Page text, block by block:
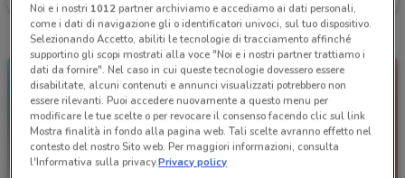
Noi e i nostri 1012partner archiviamo e accediamo ai dati personali,
come i dati di navigazione gli o identificatori univoci, sul tuo dispositivo.
Selezionando Accetto, abiliti le tecnologie di tracciamento affinché
supportino gli scopi mostrati alla voce "Noi e i nostri partner trattiamo i
dati da fornire". Nel caso in cui queste tecnologie dovessero essere
disabilitate, alcuni contenuti e annunci visualizzati potrebbero non
essere rilevanti. Puoi accedere nuovamente a questo menu per
modificare le tue scelte o per revocare il consenso facendo clic sul link
Mostra finalità in fondo alla pagina web. Tali scelte avranno effetto nel
contesto del nostro Sito web. Per maggiori informazioni, consulta
l'Informativa sulla privacy.Privacy policy